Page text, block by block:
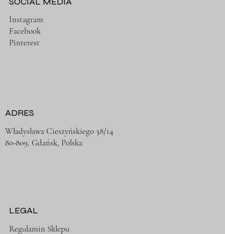
LEGAL
Regulamin Sklepu
ADRES
Władysława Cieszyńskiego 38/14
80-809, Gdańsk, Polska
Instagram
Facebook
Pinterest